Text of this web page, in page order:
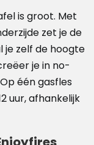
is groot. Met
zet je de
je zelf de hoogte
je in no-
één gasfles
uur, afhankelijk